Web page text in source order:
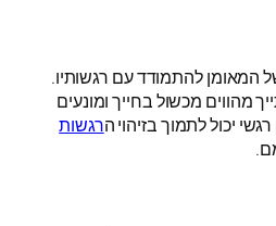
המאומן להתמודד עם רגשותיו.
מהווים מכשול בחייך ומונעים
יכול לתמוך בזיהוי הרגשות